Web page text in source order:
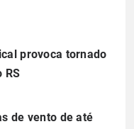
provoca tornado
RS
de vento de até